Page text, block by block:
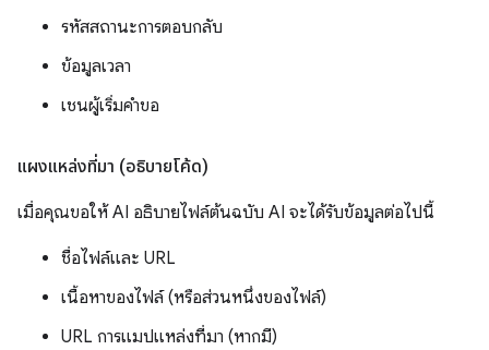
รหัสสถานะการตอบกลับ
ข้อมูลเวลา
เชนผู้เริ่มคำขอ
แผงแหล่งที่มา (อธิบายโค้ด)
เมื่อคุณขอให้ AI อธิบายไฟล์ต้นฉบับ AI จะได้รับข้อมูลต่อไปนี้
ชื่อไฟล์และ URL
เนื้อหาของไฟล์ (หรือส่วนหนึ่งของไฟล์)
URL การแมปแหล่งที่มา (หากมี)